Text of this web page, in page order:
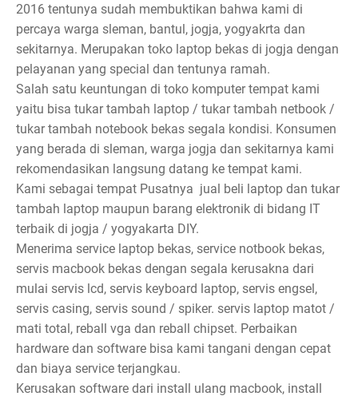
2016 tentunya sudah membuktikan bahwa kami di
percaya warga sleman, bantul, jogja, yogyakrta dan
sekitarnya. Merupakan toko laptop bekas di jogja dengan
pelayanan yang special dan tentunya ramah.
Salah satu keuntungan di toko komputer tempat kami
yaitu bisa tukar tambah laptop / tukar tambah netbook /
tukar tambah notebook bekas segala kondisi. Konsumen
yang berada di sleman, warga jogja dan sekitarnya kami
rekomendasikan langsung datang ke tempat kami.
Kami sebagai tempat Pusatnya jual beli laptop dan tukar
tambah laptop maupun barang elektronik di bidang IT
terbaik di jogja / yogyakarta DIY.
Menerima service laptop bekas, service notbook bekas,
servis macbook bekas dengan segala kerusakna dari
mulai servis lcd, servis keyboard laptop, servis engsel,
servis casing, servis sound / spiker. servis laptop matot /
mati total, reball vga dan reball chipset. Perbaikan
hardware dan software bisa kami tangani dengan cepat
dan biaya service terjangkau.
Kerusakan software dari install ulang macbook, install